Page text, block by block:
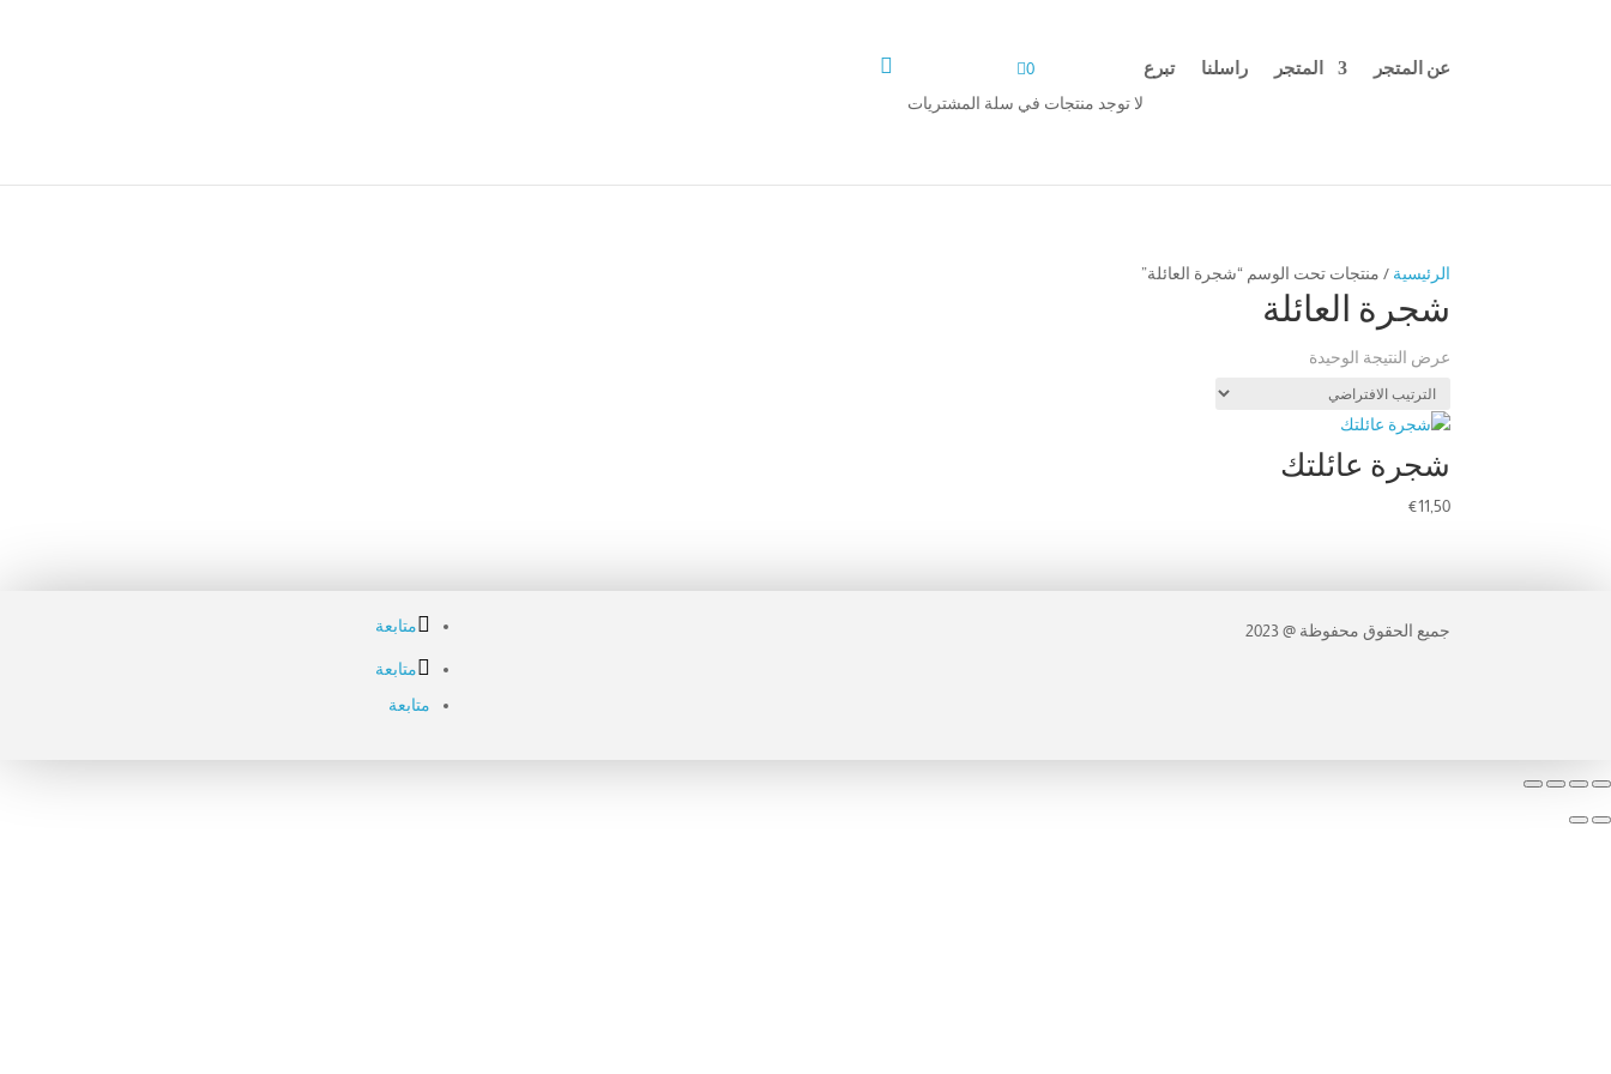
عن المتجر المتجر راسلنا تبرع 0
لا توجد منتجات في سلة المشتريات

الرئيسية / منتجات تحت الوسم “شجرة العائلة”
شجرة العائلة
عرض النتيجة الوحيدة
شجرة عائلتك
€11,50
متابعة
متابعة
متابعة
جميع الحقوق محفوظة @ 2023